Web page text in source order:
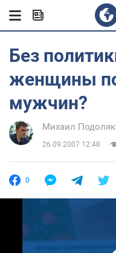
Без
женщины
мужчин?
Михаил Подоляк
26.09.2007 12:48
0